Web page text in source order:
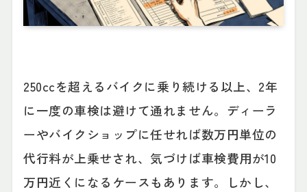
250ccを超えるバイクに乗り続ける以上、2年
に一度の車検は避けて通れません。ディーラ
ーやバイクショップに任せれば数万円単位の
代行料が上乗せされ、気づけば車検費用が10
万円近くになるケースもあります。しかし、